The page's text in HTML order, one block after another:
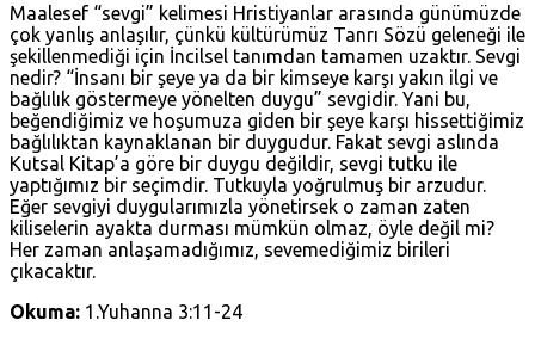
Maalesef “sevgi” kelimesi Hristiyanlar arasında günümüzde
çok yanlış anlaşılır, çünkü kültürümüz Tanrı Sözü geleneği ile
şekillenmediği için İncilsel tanımdan tamamen uzaktır. Sevgi
nedir? “İnsanı bir şeye ya da bir kimseye karşı yakın ilgi ve
bağlılık göstermeye yönelten duygu” sevgidir. Yani bu,
beğendiğimiz ve hoşumuza giden bir şeye karşı hissettiğimiz
bağlılıktan kaynaklanan bir duygudur. Fakat sevgi aslında
Kutsal Kitap’a göre bir duygu değildir, sevgi tutku ile
yaptığımız bir seçimdir. Tutkuyla yoğrulmuş bir arzudur.
Eğer sevgiyi duygularımızla yönetirsek o zaman zaten
kiliselerin ayakta durması mümkün olmaz, öyle değil mi?
Her zaman anlaşamadığımız, sevemediğimiz birileri
çıkacaktır.
Okuma: 1.Yuhanna 3:11-24